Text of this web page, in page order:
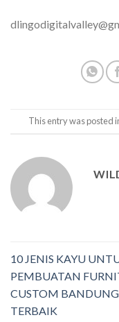
This entry was posted
10 JENIS KAYU
PEMBUATAN
CUSTOM BANDUNG
TERBAIK